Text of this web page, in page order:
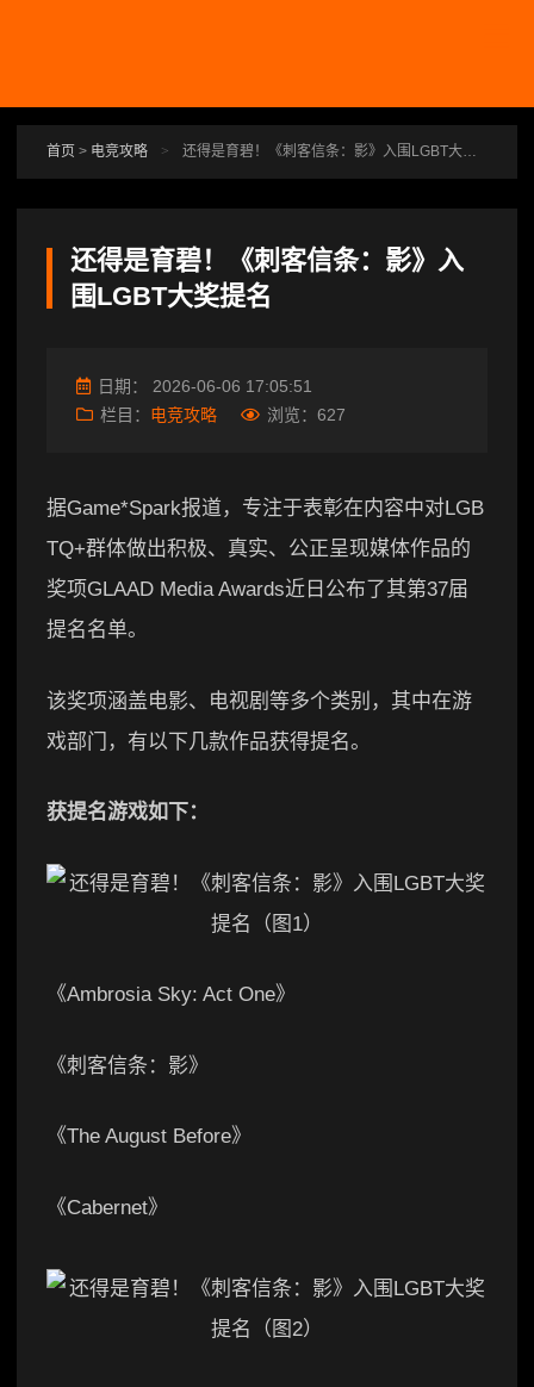
首页 > 电竞攻略 > 还得是育碧！《刺客信条：影》入围LGBT大奖提名
还得是育碧！《刺客信条：影》入
围LGBT大奖提名
日期： 2026-06-06 17:05:51
栏目： 电竞攻略 浏览： 627
据Game*Spark报道，专注于表彰在内容中对LGB
TQ+群体做出积极、真实、公正呈现媒体作品的
奖项GLAAD Media Awards近日公布了其第37届
提名名单。
该奖项涵盖电影、电视剧等多个类别，其中在游
戏部门，有以下几款作品获得提名。
获提名游戏如下：
《Ambrosia Sky: Act One》
《刺客信条：影》
《The August Before》
《Cabernet》